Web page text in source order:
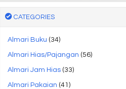
CATEGORIES
Almari Buku (34)
Almari Hias/Pajangan (56)
Almari Jam Hias(33)
Almari Pakaian (41)